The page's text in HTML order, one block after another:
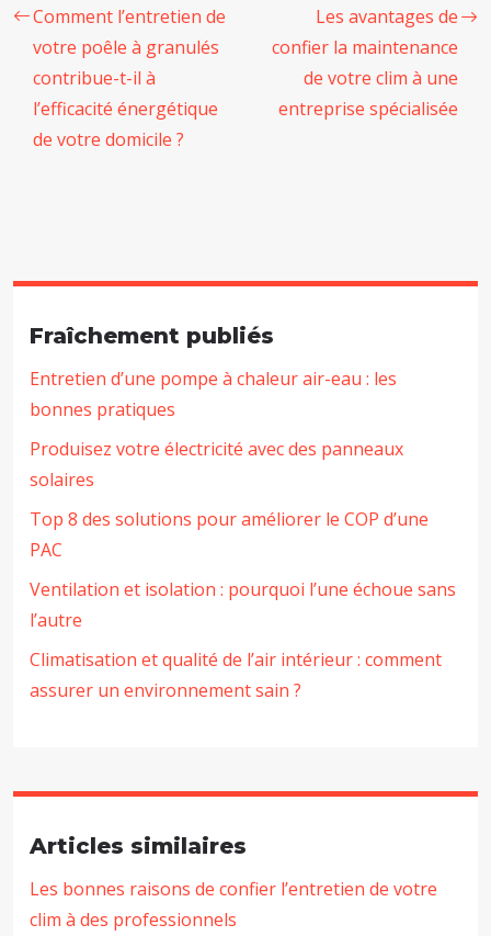
Comment l’entretien de
votre poêle à granulés
contribue-t-il à
l’efficacité énergétique
de votre domicile ?
Les avantages de
confier la maintenance
de votre clim à une
entreprise spécialisée
Fraîchement publiés
Entretien d’une pompe à chaleur air-eau : les
bonnes pratiques
Produisez votre électricité avec des panneaux
solaires
Top 8 des solutions pour améliorer le COP d’une
PAC
Ventilation et isolation : pourquoi l’une échoue sans
l’autre
Climatisation et qualité de l’air intérieur : comment
assurer un environnement sain ?
Articles similaires
Les bonnes raisons de confier l’entretien de votre
clim à des professionnels